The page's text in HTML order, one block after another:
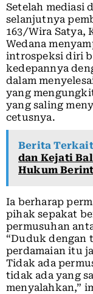
Setelah mediasi
selanjutnya
163/Wira Satya,
Wedana
introspeksi diri
kedepannya
dalam
yang
yang saling
cetusnya.
Berita
dan Kejati
Hukum
Ia berharap
pihak sepakat
permusuhan
“Duduk dengan
perdamaian itu
Tidak ada
tidak ada yang
menyalahkan,”